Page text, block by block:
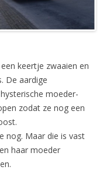
keertje zwaaien en
De aardige
moeder-
zodat ze nog een
nog. Maar die is vast
haar moeder